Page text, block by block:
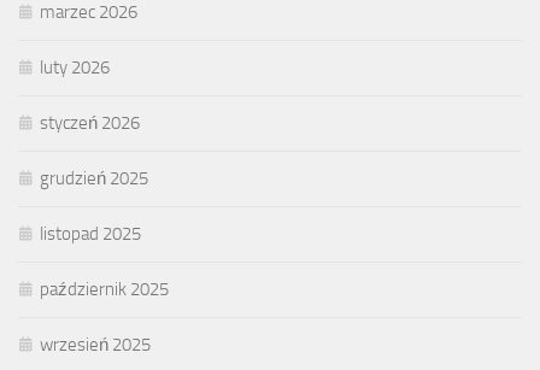
marzec 2026
luty 2026
styczeń 2026
grudzień 2025
listopad 2025
październik 2025
wrzesień 2025